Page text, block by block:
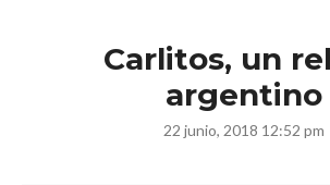
Carlitos, un
argentino
22 junio, 2018 12:52 pm